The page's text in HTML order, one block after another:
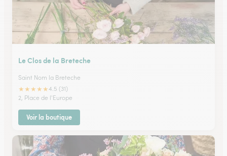
Le Clos de la Breteche
Saint Nom la Breteche
★★★★★4.5 (31)
2, Place de l'Europe
Voir la boutique